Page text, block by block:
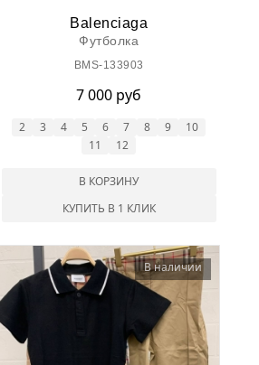
Balenciaga
Футболка
BMS-133903
7 000 руб
2 3 4 5 6 7 8 9
10
11
12
В КОРЗИНУ
КУПИТЬ В 1 КЛИК
В наличии